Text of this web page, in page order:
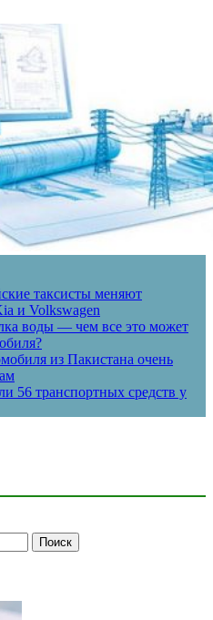
таксисты меняют
и Volkswagen
воды — чем все это может
из Пакистана очень
56 транспортных средств у